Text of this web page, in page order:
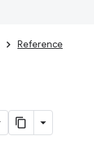
Reference